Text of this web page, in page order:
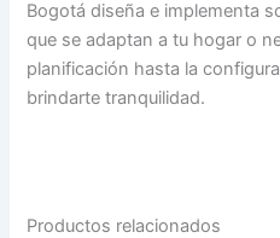
Bogotá diseña e implementa
que se adaptan a tu hogar o
planificación hasta la
brindarte tranquilidad.
Productos relacionados